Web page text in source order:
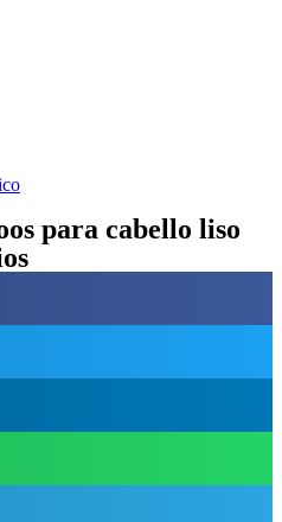
para cabello liso